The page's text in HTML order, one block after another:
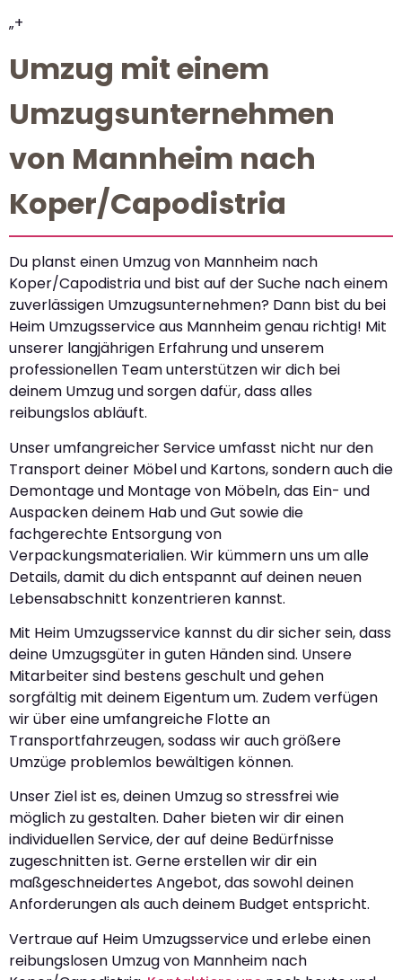
„+
Umzug mit einem
Umzugsunternehmen
von Mannheim nach
Koper/Capodistria
Du planst einen Umzug von Mannheim nach
Koper/Capodistria und bist auf der Suche nach einem
zuverlässigen Umzugsunternehmen? Dann bist du bei
Heim Umzugsservice aus Mannheim genau richtig! Mit
unserer langjährigen Erfahrung und unserem
professionellen Team unterstützen wir dich bei
deinem Umzug und sorgen dafür, dass alles
reibungslos abläuft.
Unser umfangreicher Service umfasst nicht nur den
Transport deiner Möbel und Kartons, sondern auch die
Demontage und Montage von Möbeln, das Ein- und
Auspacken deinem Hab und Gut sowie die
fachgerechte Entsorgung von
Verpackungsmaterialien. Wir kümmern uns um alle
Details, damit du dich entspannt auf deinen neuen
Lebensabschnitt konzentrieren kannst.
Mit Heim Umzugsservice kannst du dir sicher sein, dass
deine Umzugsgüter in guten Händen sind. Unsere
Mitarbeiter sind bestens geschult und gehen
sorgfältig mit deinem Eigentum um. Zudem verfügen
wir über eine umfangreiche Flotte an
Transportfahrzeugen, sodass wir auch größere
Umzüge problemlos bewältigen können.
Unser Ziel ist es, deinen Umzug so stressfrei wie
möglich zu gestalten. Daher bieten wir dir einen
individuellen Service, der auf deine Bedürfnisse
zugeschnitten ist. Gerne erstellen wir dir ein
maßgeschneidertes Angebot, das sowohl deinen
Anforderungen als auch deinem Budget entspricht.
Vertraue auf Heim Umzugsservice und erlebe einen
reibungslosen Umzug von Mannheim nach